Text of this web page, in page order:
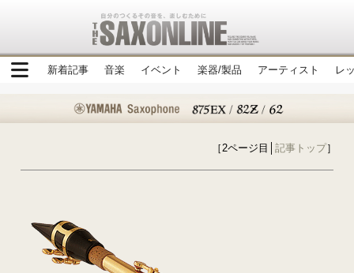
新着記事 音楽 イベント 楽器/製品 アーティスト レ
［2ページ目│ 記事トップ］